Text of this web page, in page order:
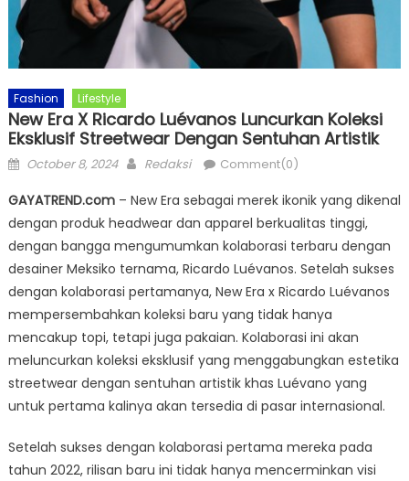
Fashion Lifestyle
New Era X Ricardo Luévanos Luncurkan Koleksi
Eksklusif Streetwear Dengan Sentuhan Artistik
Posted
October 8, 2024 Author
Redaksi Comment(0)
GAYATREND.com– New Era sebagai merek ikonik yang dikenal
dengan produk headwear dan apparel berkualitas tinggi,
dengan bangga mengumumkan kolaborasi terbaru dengan
desainer Meksiko ternama, Ricardo Luévanos. Setelah sukses
dengan kolaborasi pertamanya, New Era x Ricardo Luévanos
mempersembahkan koleksi baru yang tidak hanya
mencakup topi, tetapi juga pakaian. Kolaborasi ini akan
meluncurkan koleksi eksklusif yang menggabungkan estetika
streetwear dengan sentuhan artistik khas Luévano yang
untuk pertama kalinya akan tersedia di pasar internasional.
Setelah sukses dengan kolaborasi pertama mereka pada
tahun 2022, rilisan baru ini tidak hanya mencerminkan visi